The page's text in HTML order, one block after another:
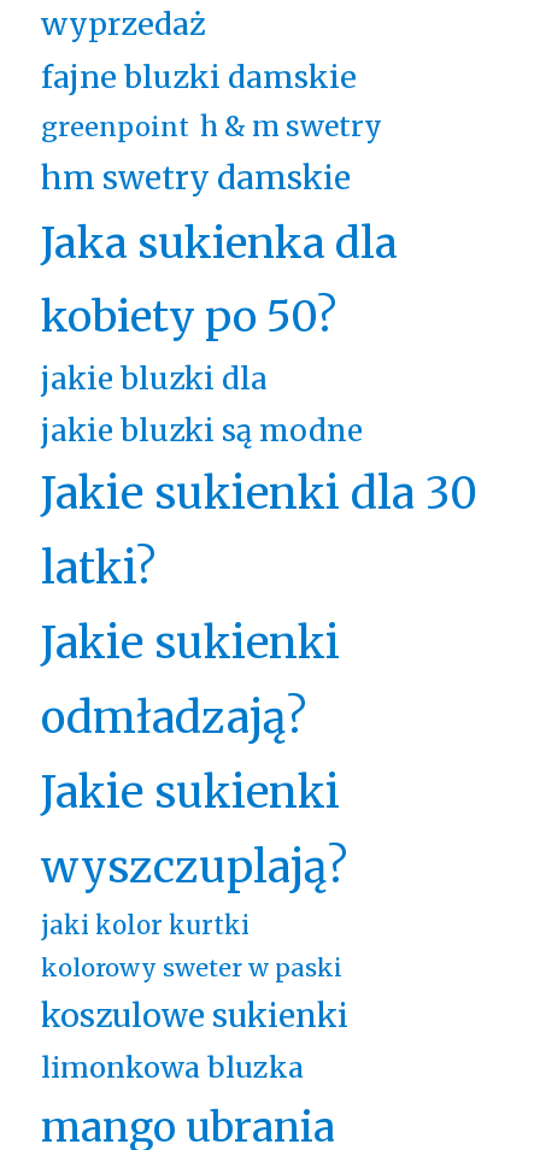
wyprzedaż
fajne bluzki damskie
greenpoint h & m swetry
hm swetry damskie
Jaka sukienka dla
kobiety po 50?
jakie bluzki dla
jakie bluzki są modne
Jakie sukienki dla 30
latki?
Jakie sukienki
odmładzają?
Jakie sukienki
wyszczuplają?
jaki kolor kurtki
kolorowy sweter w paski
koszulowe sukienki
limonkowa bluzka
mango ubrania